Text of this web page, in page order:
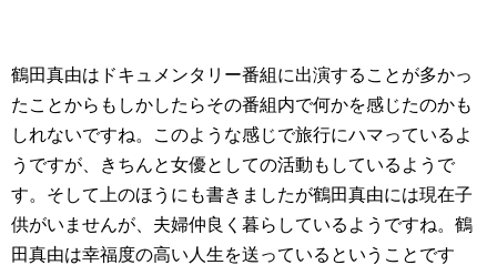
鶴田真由はドキュメンタリー番組に出演することが多かっ
たことからもしかしたらその番組内で何かを感じたのかも
しれないですね。このような感じで旅行にハマっているよ
うですが、きちんと女優としての活動もしているようで
す。そして上のほうにも書きましたが鶴田真由には現在子
供がいませんが、夫婦仲良く暮らしているようですね。鶴
田真由は幸福度の高い人生を送っているということです